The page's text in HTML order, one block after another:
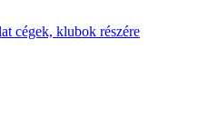
cégek, klubok részére